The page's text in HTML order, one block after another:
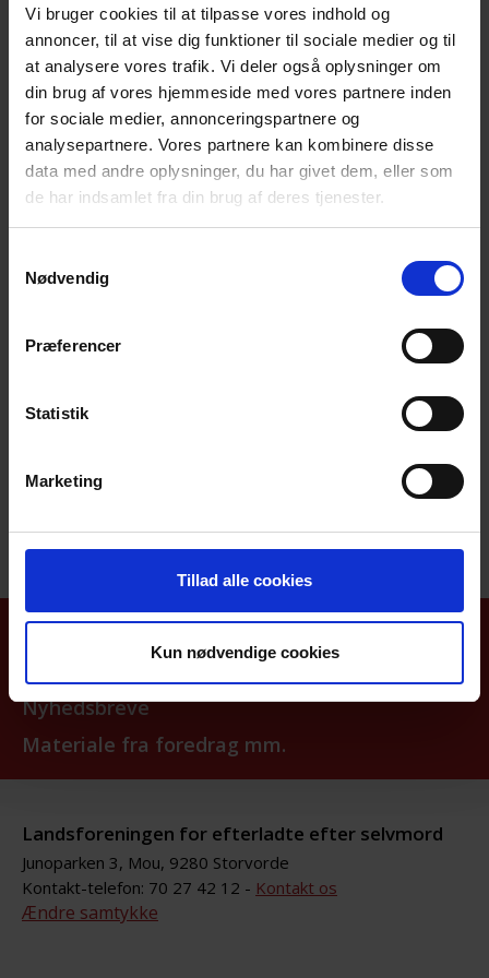
Vi bruger cookies til at tilpasse vores indhold og
annoncer, til at vise dig funktioner til sociale medier og til
at analysere vores trafik. Vi deler også oplysninger om
din brug af vores hjemmeside med vores partnere inden
for sociale medier, annonceringspartnere og
analysepartnere. Vores partnere kan kombinere disse
data med andre oplysninger, du har givet dem, eller som
de har indsamlet fra din brug af deres tjenester.
Nødvendig
Præferencer
Statistik
Marketing
Tillad alle cookies
Kun nødvendige cookies
visninger
Navigation
af
Begivenheder
0
begivenheder
29
begivenheder
30
0
begivenheder
1
0
begivenheder
2
0
begivenheder
3
begivenheder
0
begivenheder
6
0
begivenheder
7
0
begivenheder
8
0
begivenheder
9
0
begivenheder
10
0
begivenheder
11
0
12
begivenheder
13
begivenheder
14
begivenheder
0
begivenheder
16
begivenheder
17
begivenheder
0
begivenheder
20
0
begivenheder
21
0
begivenheder
22
0
begivenheder
23
0
begivenheder
24
0
begivenheder
25
0
26
27 28
begivenheder
29
0
begivenheder
30
0
begivenheder
31
aug
Aktiviteter
Nyhedsbreve
Materiale fra foredrag mm.
Landsforeningen for efterladte efter selvmord
Junoparken 3, Mou, 9280 Storvorde
Kontakt-telefon: 70 27 42 12 - Kontakt os
Ændre samtykke